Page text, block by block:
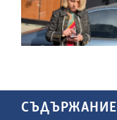
СЪДЪРЖАНИЕ